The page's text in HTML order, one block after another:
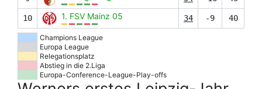
10 1. FSV Mainz 05 34 -9 40
Champions League
Europa League
Relegationsplatz
Abstieg in die 2.Liga
Europa-Conference-League-Play-offs